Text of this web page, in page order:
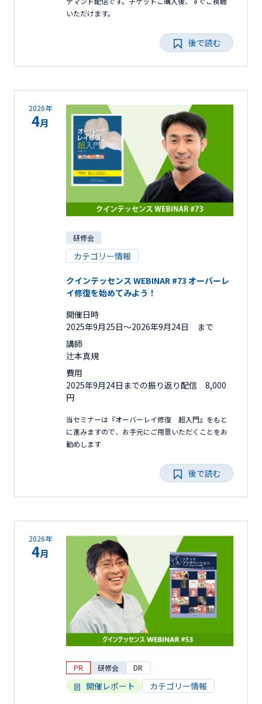
いただけます。
後で読む
2026年
4月
研修会
カテゴリー情報
クインテッセンス WEBINAR #73 オーバーレ
イ修復を始めてみよう！
開催日時
2025年9月25日〜2026年9月24日 まで
講師
辻本真規
費用
2025年9月24日までの振り返り配信 8,000
円
当セミナーは『オーバーレイ修復 超入門』をもと
に進みますので、お手元にご用意いただくことをお
勧めします
後で読む
2026年
4月
PR 研修会 DR
開催レポート カテゴリー情報